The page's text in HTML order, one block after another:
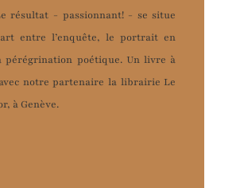
résultat - passionnant! - se situe
entre l’enquête, le portrait en
pérégrination poétique. Un livre à
notre partenaire la librairie Le
à Genève.